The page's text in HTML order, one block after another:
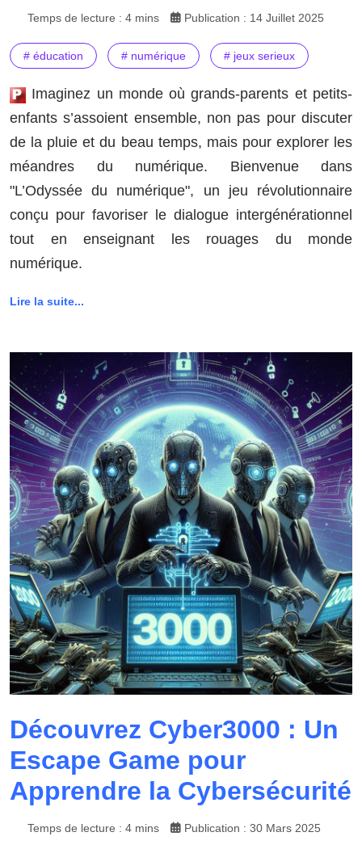
Temps de lecture : 4 mins Publication : 14 Juillet 2025
# éducation # numérique # jeux serieux
Imaginez un monde où grands-parents et petits-
enfants s’assoient ensemble, non pas pour discuter
de la pluie et du beau temps, mais pour explorer les
méandres du numérique. Bienvenue dans
"L’Odyssée du numérique", un jeu révolutionnaire
conçu pour favoriser le dialogue intergénérationnel
tout en enseignant les rouages du monde
numérique.
Lire la suite...
Découvrez Cyber3000 : Un
Escape Game pour
Apprendre la Cybersécurité
Temps de lecture : 4 mins Publication : 30 Mars 2025